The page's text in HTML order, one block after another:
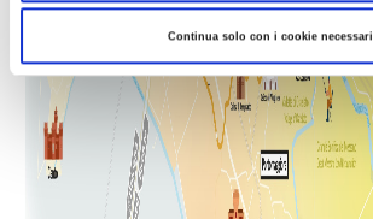
Continua solo con i cookie necessari